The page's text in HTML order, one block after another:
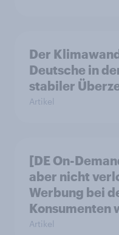
Der
Deutsche in
stabiler
Artikel
[DE On-
aber nicht
Werbung bei
Konsumenten
Artikel